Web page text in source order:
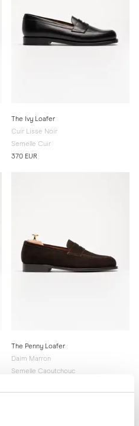
The Ivy Loafer
Cuir Lisse Noir
Semelle Cuir
370 EUR
The Penny Loafer
Daim Marron
Semelle Caoutchouc